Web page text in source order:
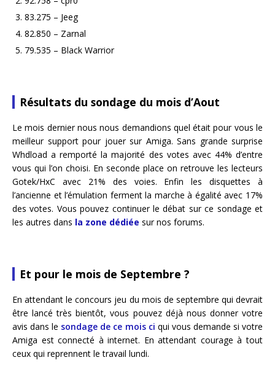
83.275 – Jeeg
82.850 – Zarnal
79.535 – Black Warrior
Résultats du sondage du mois d’Aout
Le mois dernier nous nous demandions quel était pour vous le
meilleur support pour jouer sur Amiga. Sans grande surprise
Whdload a remporté la majorité des votes avec 44% d’entre
vous qui l’on choisi. En seconde place on retrouve les lecteurs
Gotek/HxC avec 21% des voies. Enfin les disquettes à
l’ancienne et l’émulation ferment la marche à égalité avec 17%
des votes. Vous pouvez continuer le débat sur ce sondage et
les autres dans la zone dédiée sur nos forums.
Et pour le mois de Septembre ?
En attendant le concours jeu du mois de septembre qui devrait
être lancé très bientôt, vous pouvez déjà nous donner votre
avis dans le sondage de ce mois ci qui vous demande si votre
Amiga est connecté à internet. En attendant courage à tout
ceux qui reprennent le travail lundi.